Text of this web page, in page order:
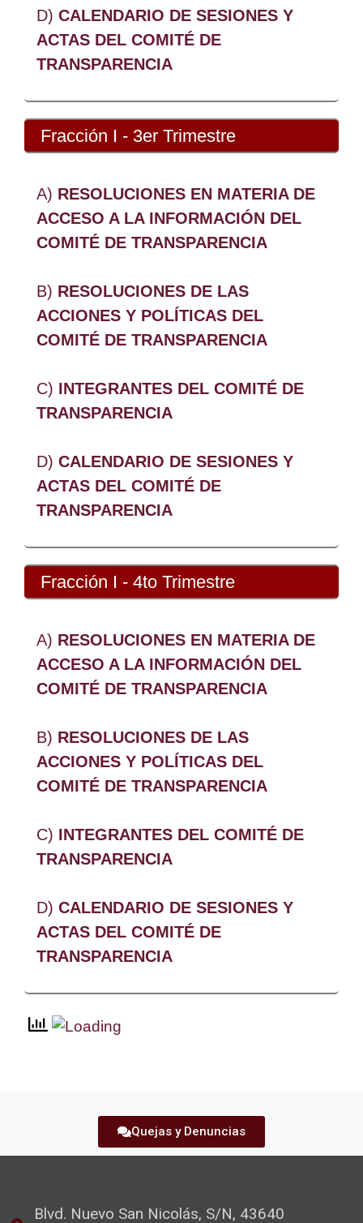
D) CALENDARIO DE SESIONES Y
ACTAS DEL COMITÉ DE
TRANSPARENCIA
Fracción I - 3er Trimestre
A) RESOLUCIONES EN MATERIA DE
ACCESO A LA INFORMACIÓN DEL
COMITÉ DE TRANSPARENCIA
B) RESOLUCIONES DE LAS
ACCIONES Y POLÍTICAS DEL
COMITÉ DE TRANSPARENCIA
C) INTEGRANTES DEL COMITÉ DE
TRANSPARENCIA
D) CALENDARIO DE SESIONES Y
ACTAS DEL COMITÉ DE
TRANSPARENCIA
Fracción I - 4to Trimestre
A) RESOLUCIONES EN MATERIA DE
ACCESO A LA INFORMACIÓN DEL
COMITÉ DE TRANSPARENCIA
B) RESOLUCIONES DE LAS
ACCIONES Y POLÍTICAS DEL
COMITÉ DE TRANSPARENCIA
C) INTEGRANTES DEL COMITÉ DE
TRANSPARENCIA
D) CALENDARIO DE SESIONES Y
ACTAS DEL COMITÉ DE
TRANSPARENCIA
Quejas y Denuncias
Blvd. Nuevo San Nicolás, S/N, 43640